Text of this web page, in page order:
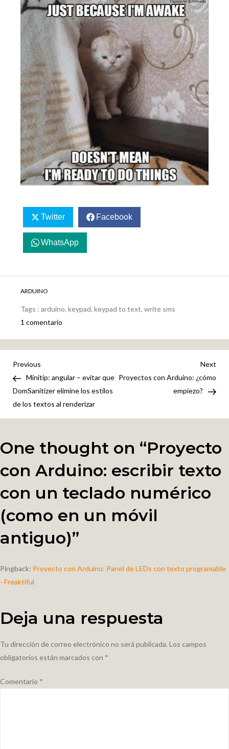
Twitter Facebook
WhatsApp
ARDUINO
Tags : arduino, keypad, keypad to text, write sms
1 comentario
con
escribir
texto
con
(como
en
móvil
Navegación
de
entradas
Previous
Post
Previous
Minitip: angular – evitar que
DomSanitizer elimine los estilos
de los textos al renderizar
Next
Proyectos con Arduino: ¿cómo
empiezo?
One thought on “Proyecto
con Arduino: escribir texto
con un teclado numérico
(como en un móvil
antiguo)”
Pingback: Proyecto con Arduino: Panel de LEDs con texto programable
- Freaktiful
Deja una respuesta
Tu dirección de correo electrónico no será publicada. Los campos
obligatorios están marcados con *
Comentario *